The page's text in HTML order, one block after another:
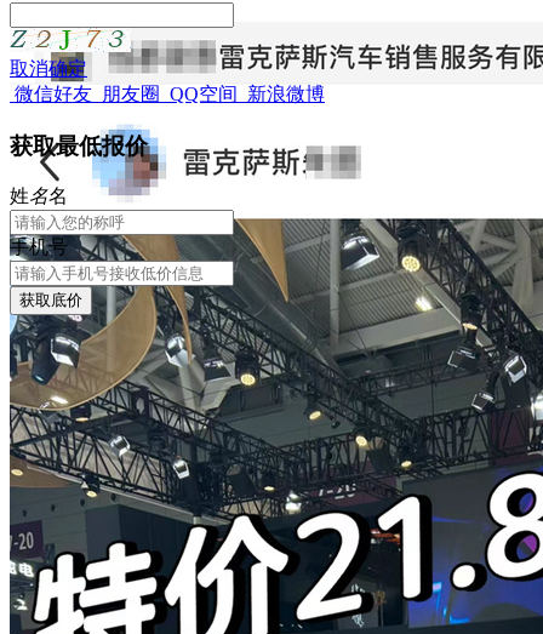
取消确定
微信好友 朋友圈 QQ空间 新浪微博
获取最低报价
姓名名
手机号
获取底价